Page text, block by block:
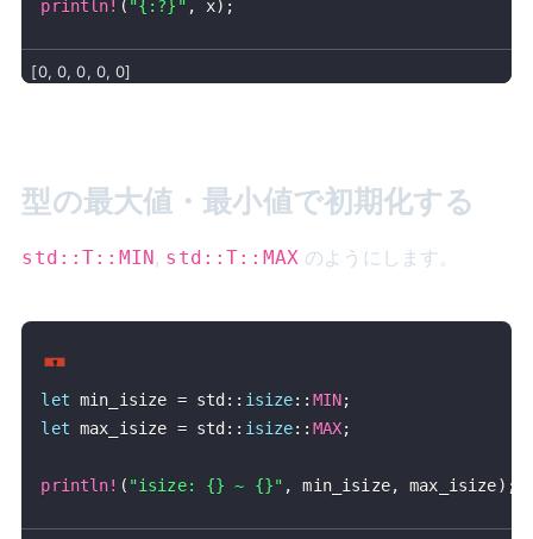
println! ( "{:?}" , x) ;
型の最大値・最小値で初期化する
std::T::MIN, std::T::MAX のようにします。
let min_isize = std:: isize:: MIN;
let max_isize = std:: isize:: MAX;
println! ( "isize: {} ~ {}" , min_isize, max_isize) ;